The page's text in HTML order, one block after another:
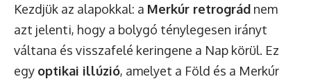
Kezdjük az alapokkal: a Merkúr retrográd nem
azt jelenti, hogy a bolygó ténylegesen irányt
váltana és visszafelé keringene a Nap körül. Ez
egy optikai illúzió, amelyet a Föld és a Merkúr